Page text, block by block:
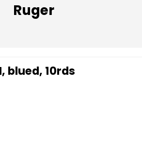
Ruger
blued, 10rds